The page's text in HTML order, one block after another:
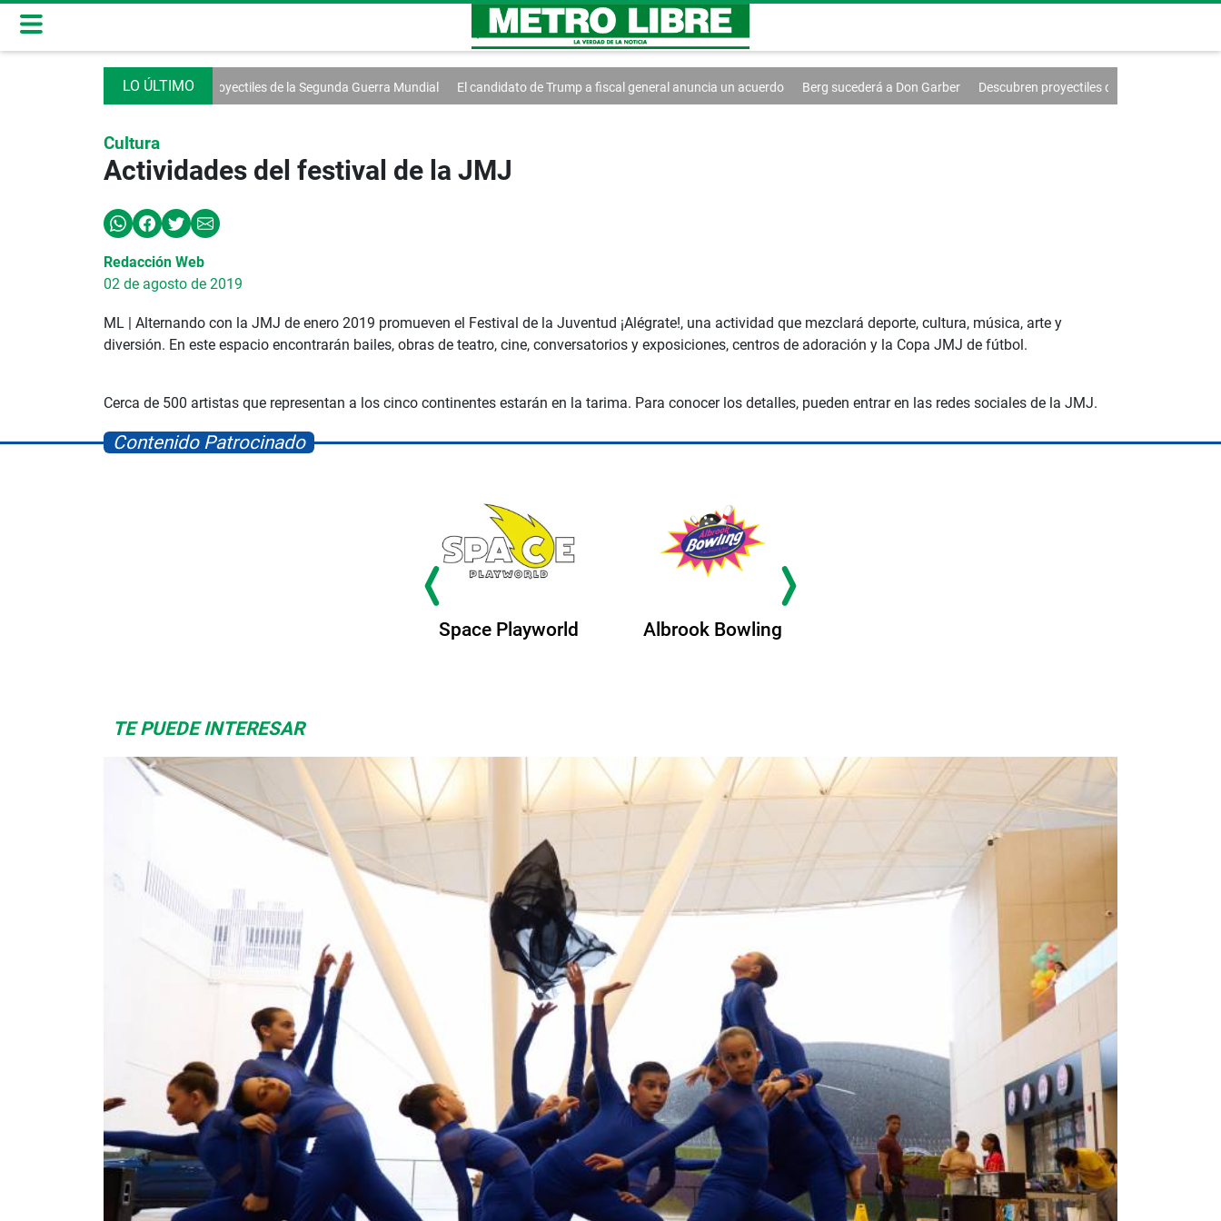
Descubren proyectiles de la Segunda Guerra Mundial El candidato de Trump a fiscal general anuncia un acuerdo Berg sucederá a Don Garber Descubren proyectiles de la Segunda Guerra Mundial
Cultura
Actividades del festival de la JMJ
Redacción Web
02 de agosto de 2019
ML | Alternando con la JMJ de enero 2019 promueven el Festival de la Juventud ¡Alégrate!, una actividad que mezclará deporte, cultura, música, arte y
diversión. En este espacio encontrarán bailes, obras de teatro, cine, conversatorios y exposiciones, centros de adoración y la Copa JMJ de fútbol.
Cerca de 500 artistas que representan a los cinco continentes estarán en la tarima. Para conocer los detalles, pueden entrar en las redes sociales de la JMJ.
Contenido Patrocinado
Space Playworld Albrook Bowling
TE PUEDE INTERESAR